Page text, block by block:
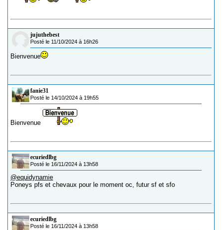
jujuthebest
Posté le 11/10/2024 à 16h26
Bienvenue
fanie31
Posté le 14/10/2024 à 19h55
Bienvenue
ecuriedlbg
Posté le 16/11/2024 à 13h58
@equidynamie
Poneys pfs et chevaux pour le moment oc, futur sf et sfo
ecuriedlbg
Posté le 16/11/2024 à 13h58